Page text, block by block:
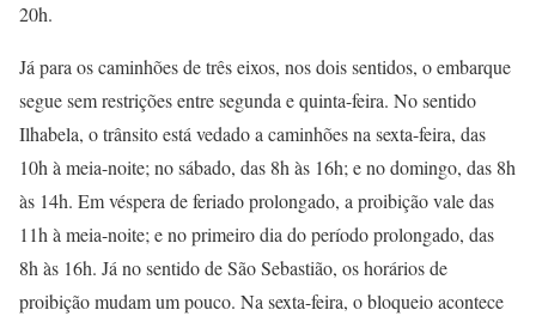
20h.
Já para os caminhões de três eixos, nos dois sentidos, o embarque
segue sem restrições entre segunda e quinta-feira. No sentido
Ilhabela, o trânsito está vedado a caminhões na sexta-feira, das
10h à meia-noite; no sábado, das 8h às 16h; e no domingo, das 8h
às 14h. Em véspera de feriado prolongado, a proibição vale das
11h à meia-noite; e no primeiro dia do período prolongado, das
8h às 16h. Já no sentido de São Sebastião, os horários de
proibição mudam um pouco. Na sexta-feira, o bloqueio acontece